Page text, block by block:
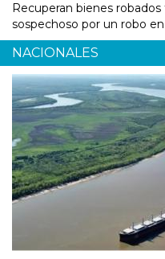
Recuperan bienes
sospechoso por un robo en
NACIONALES